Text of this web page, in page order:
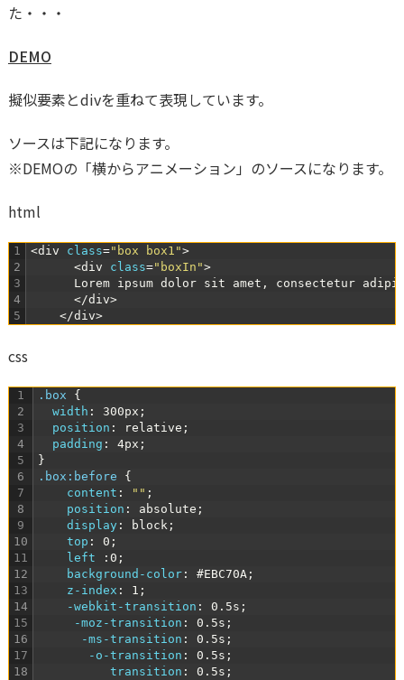
た・・・
DEMO
擬似要素とdivを重ねて表現しています。
ソースは下記になります。
※DEMOの「横からアニメーション」のソースになります。
html
1
2
3
4
5
<div class="box box1">
<div class="boxIn">
Lorem ipsum dolor sit amet, consectetur
</div>
</div>
css
1
2
3
4
5
6
7
8
9
10
11
12
13
14
15
16
17
18
.box {
width : 300px ;
position : relative ;
padding : 4px ;
}
.box:before {
content : "" ;
position : absolute ;
display : block;
top : 0 ;
left
: 0 ;
background-color: #EBC70A;
z-index : 1 ;
-webkit-transition : 0.5s ;
-moz-transition : 0.5s ;
-ms-transition : 0.5s ;
-o-transition : 0.5s ;
transition : 0.5s ;